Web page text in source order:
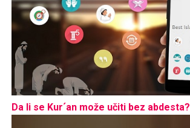
Da li se Kur´an može učiti bez abdesta?